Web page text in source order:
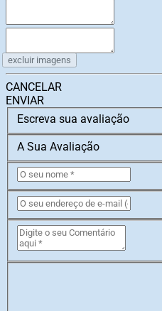
excluir imagens
CANCELAR
ENVIAR
Escreva sua avaliação
A Sua Avaliação